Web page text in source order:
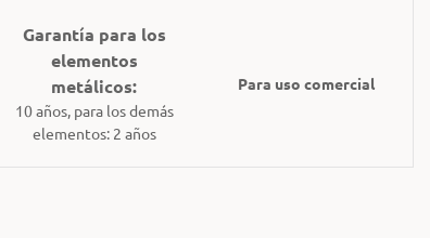
Garantía para los
elementos
metálicos:
10 años, para los demás
elementos: 2 años
Para uso comercial